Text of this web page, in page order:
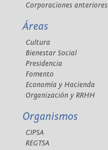
Corporaciones anteriores
Áreas
Cultura
Bienestar Social
Presidencia
Fomento
Economía y Hacienda
Organización y RRHH
Organismos
CIPSA
REGTSA